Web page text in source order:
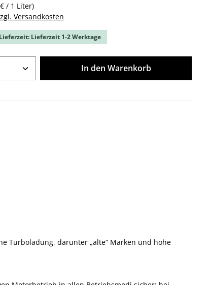
/ 1 Liter)
Versandkosten
Lieferzeit 1-2 Werktage
Gib den gewünschten Wert
In den Warenkorb
Turboladung, darunter „alte“ Marken und hohe